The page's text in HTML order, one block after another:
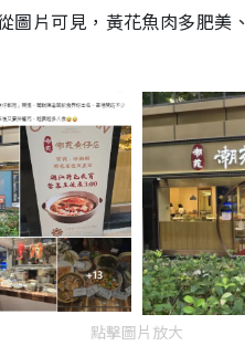
圖片可見，黃花魚肉多肥美
點擊圖片放大